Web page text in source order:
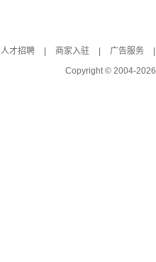
人才招聘 商家入驻 广告服务
Copyright © 2004-2026